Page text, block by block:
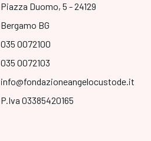
Piazza Duomo, 5 - 24129
Bergamo BG
035 0072100
035 0072103
info@fondazioneangelocustode.it
P.Iva 03385420165